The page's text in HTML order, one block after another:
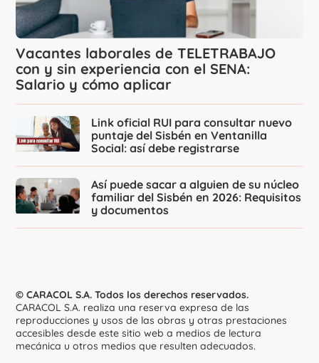
Vacantes laborales de TELETRABAJO
con y sin experiencia con el SENA:
Salario y cómo aplicar
Link oficial RUI para consultar nuevo
puntaje del Sisbén en Ventanilla
Social: así debe registrarse
Así puede sacar a alguien de su núcleo
familiar del Sisbén en 2026: Requisitos
y documentos
© CARACOL S.A. Todos los derechos reservados.
CARACOL S.A. realiza una reserva expresa de las
reproducciones y usos de las obras y otras prestaciones
accesibles desde este sitio web a medios de lectura
mecánica u otros medios que resulten adecuados.